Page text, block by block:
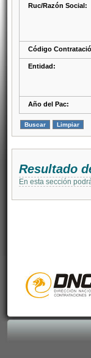
Ruc/Razón Social:
Código
Entidad:
Año del Pac:
Resultado
En esta sección